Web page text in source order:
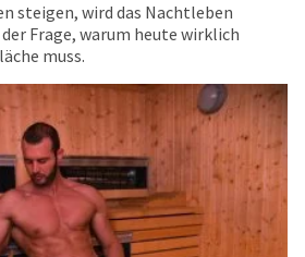
steigen, wird das Nachtleben
Frage, warum heute wirklich
muss.